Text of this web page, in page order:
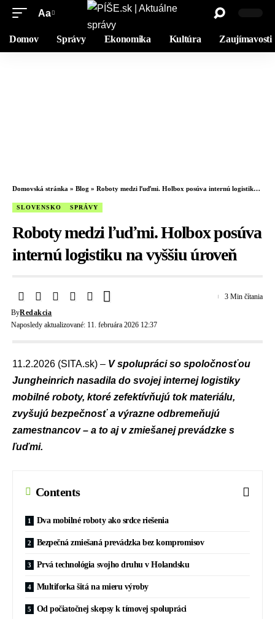
Aa
Domov Správy Ekonomika Kultúra Zaujímavosti
Domovská stránka » Blog » Roboty medzi ľuďmi. Holbox posúva internú logistiku na vyššiu úroveň
SLOVENSKO SPRÁVY
Roboty medzi ľuďmi. Holbox posúva
internú logistiku na vyššiu úroveň
Naposledy aktualizované: 11. februára 2026 12:37
ByRedakcia
3 Min čítania
11.2.2026 (SITA.sk) – V spolupráci so spoločnosťou
Jungheinrich nasadila do svojej internej logistiky
mobilné roboty, ktoré zefektívňujú tok materiálu,
zvyšujú bezpečnosť a výrazne odbremeňujú
zamestnancov – a to aj v zmiešanej prevádzke s
ľuďmi.
Contents
Dva mobilné roboty ako srdce riešenia
Bezpečná zmiešaná prevádzka bez kompromisov
Prvá technológia svojho druhu v Holandsku
Multiforka šitá na mieru výroby
Od počiatočnej skepsy k tímovej spolupráci